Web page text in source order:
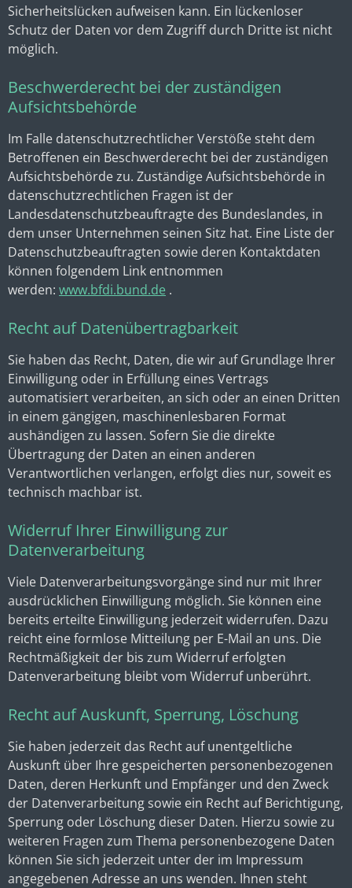
Sicherheitslücken aufweisen kann. Ein lückenloser
Schutz der Daten vor dem Zugriff durch Dritte ist nicht
möglich.
Beschwerderecht bei der zuständigen
Aufsichtsbehörde
Im Falle datenschutzrechtlicher Verstöße steht dem
Betroffenen ein Beschwerderecht bei der zuständigen
Aufsichtsbehörde zu. Zuständige Aufsichtsbehörde in
datenschutzrechtlichen Fragen ist der
Landesdatenschutzbeauftragte des Bundeslandes, in
dem unser Unternehmen seinen Sitz hat. Eine Liste der
Datenschutzbeauftragten sowie deren Kontaktdaten
können folgendem Link entnommen
werden: www.bfdi.bund.de .
Recht auf Datenübertragbarkeit
Sie haben das Recht, Daten, die wir auf Grundlage Ihrer
Einwilligung oder in Erfüllung eines Vertrags
automatisiert verarbeiten, an sich oder an einen Dritten
in einem gängigen, maschinenlesbaren Format
aushändigen zu lassen. Sofern Sie die direkte
Übertragung der Daten an einen anderen
Verantwortlichen verlangen, erfolgt dies nur, soweit es
technisch machbar ist.
Widerruf Ihrer Einwilligung zur
Datenverarbeitung
Viele Datenverarbeitungsvorgänge sind nur mit Ihrer
ausdrücklichen Einwilligung möglich. Sie können eine
bereits erteilte Einwilligung jederzeit widerrufen. Dazu
reicht eine formlose Mitteilung per E-Mail an uns. Die
Rechtmäßigkeit der bis zum Widerruf erfolgten
Datenverarbeitung bleibt vom Widerruf unberührt.
Recht auf Auskunft, Sperrung, Löschung
Sie haben jederzeit das Recht auf unentgeltliche
Auskunft über Ihre gespeicherten personenbezogenen
Daten, deren Herkunft und Empfänger und den Zweck
der Datenverarbeitung sowie ein Recht auf Berichtigung,
Sperrung oder Löschung dieser Daten. Hierzu sowie zu
weiteren Fragen zum Thema personenbezogene Daten
können Sie sich jederzeit unter der im Impressum
angegebenen Adresse an uns wenden. Ihnen steht